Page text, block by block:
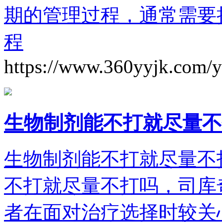
期的管理过程，通常需
程
https://www.360yyjk.com/
生物制剂能不打就尽量
生物制剂能不打就尽量
不打就尽量不打吗，司
者在面对治疗选择时较